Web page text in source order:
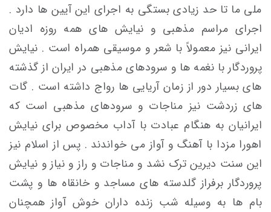
ملی ما تا حد زیادی بستگی به اجرای این آیین ها دارد .
اجرای مراسم مذهبی و نیایش های همه روزه ادیان
ایرانی نیز معمولاً با شعر و موسیقی همراه است . نیایش
پروردگار با نغمه ها و سرودهای مذهبی در ایران از گذشته
های بسیار دور از زمان آریایی ها رواج داشته است . گات
های زردشت نیز مناجات و سرودهای مذهبی است که
ایرانیان به هنگام عبادت با آداب مخصوص برای نیایش
اهورا مزدا با آهنگ و آواز می خواندند . پس از اسلام نیز
این سنت دیرین ترک نشد و مناجات و راز و نیاز و نیایش
پروردگار برفراز گلدسته های مساجد و خانقاه ها و پشت
بام ها به وسیله شب زنده داران خوش آواز همچنان